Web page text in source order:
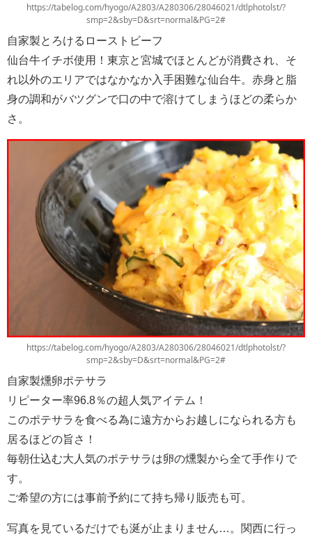
https://tabelog.com/hyogo/A2803/A280306/28046021/dtlphotolst/?
smp=2&sby=D&srt=normal&PG=2#
自家製とろけるローストビーフ
仙台牛イチボ使用！東京と宮城でほとんどが消費され、そ
れ以外のエリアではなかなか入手困難な仙台牛。赤身と脂
身の調和がバツグンで口の中で溶けてしまうほどの柔らか
さ。
https://tabelog.com/hyogo/A2803/A280306/28046021/dtlphotolst/?
smp=2&sby=D&srt=normal&PG=2#
自家製燻卵ポテサラ
リピーター率96.8％の超人気アイテム！
このポテサラを食べる為に遠方からお越しになられる方も
居るほどの旨さ！
毎朝仕込む大人気のポテサラは卵の燻製から全て手作りで
す。
ご希望の方には事前予約にて持ち帰り販売も可。
写真を見ているだけでも涎が止まりません…。関西に行っ